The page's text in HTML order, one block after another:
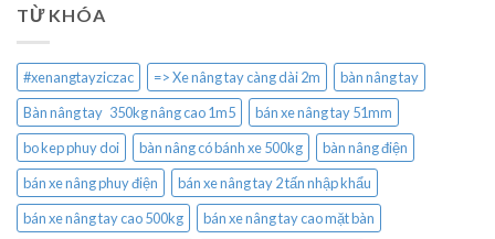
TỪ KHÓA
#xenangtayziczac => Xe nâng tay càng dài 2m
bàn nâng tay
Bàn nâng tay 350kg nâng cao 1m5
bán xe nâng tay 51mm
bo kep phuy doi
bàn nâng có bánh xe 500kg
bàn nâng điện
bán xe nâng phuy điện
bán xe nâng tay 2 tấn nhập khẩu
bán xe nâng tay cao 500kg
bán xe nâng tay cao mặt bàn